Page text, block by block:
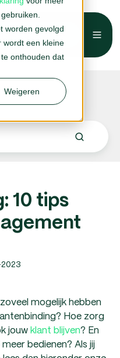
worden gevolgd
wordt een kleine
onthouden dat
Weigeren
Belafspraak →
10 tips
mogelijk hebben
Hoe zorg
jouwklant blijven? En
bedienen? Als jij